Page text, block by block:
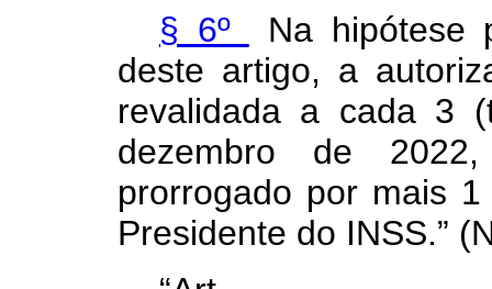
§ 6º
Na
deste artigo, a
revalidada a cada 3
dezembro de
prorrogado por mais
Presidente do INSS.”